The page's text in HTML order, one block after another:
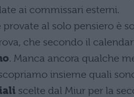
ai commissari esterni.
provate al solo pensiero è
che secondo il
. Manca ancora qualche
insieme quali
scelte dal Miur per la